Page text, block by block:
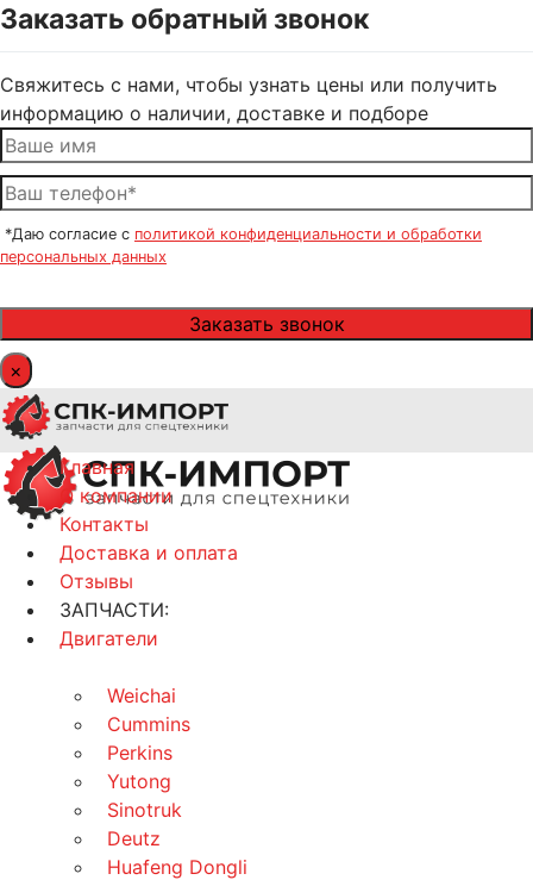
Заказать обратный звонок
Свяжитесь с нами, чтобы узнать цены или получить
информацию о наличии, доставке и подборе
*Даю согласие с политикой конфиденциальности и обработки
персональных данных
×
Главная
О компании
Контакты
Доставка и оплата
Отзывы
ЗАПЧАСТИ:
Двигатели
Weichai
Cummins
Perkins
Yutong
Sinotruk
Deutz
Huafeng Dongli